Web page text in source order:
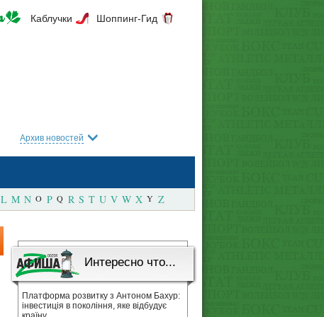
Каблучки Шоппинг-Гид
Архив новостей
L M N O P Q R S T U V W X Y Z
Интересно что...
Платформа розвитку з Антоном Бахур:
інвестиція в покоління, яке відбудує